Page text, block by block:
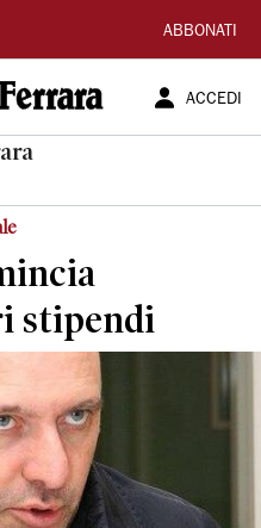
ABBONATI
ACCEDI
stipendi